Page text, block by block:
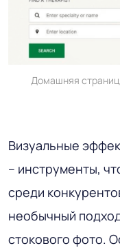
Домашняя
Визуальные
– инструменты,
среди
необычный
стокового фото.